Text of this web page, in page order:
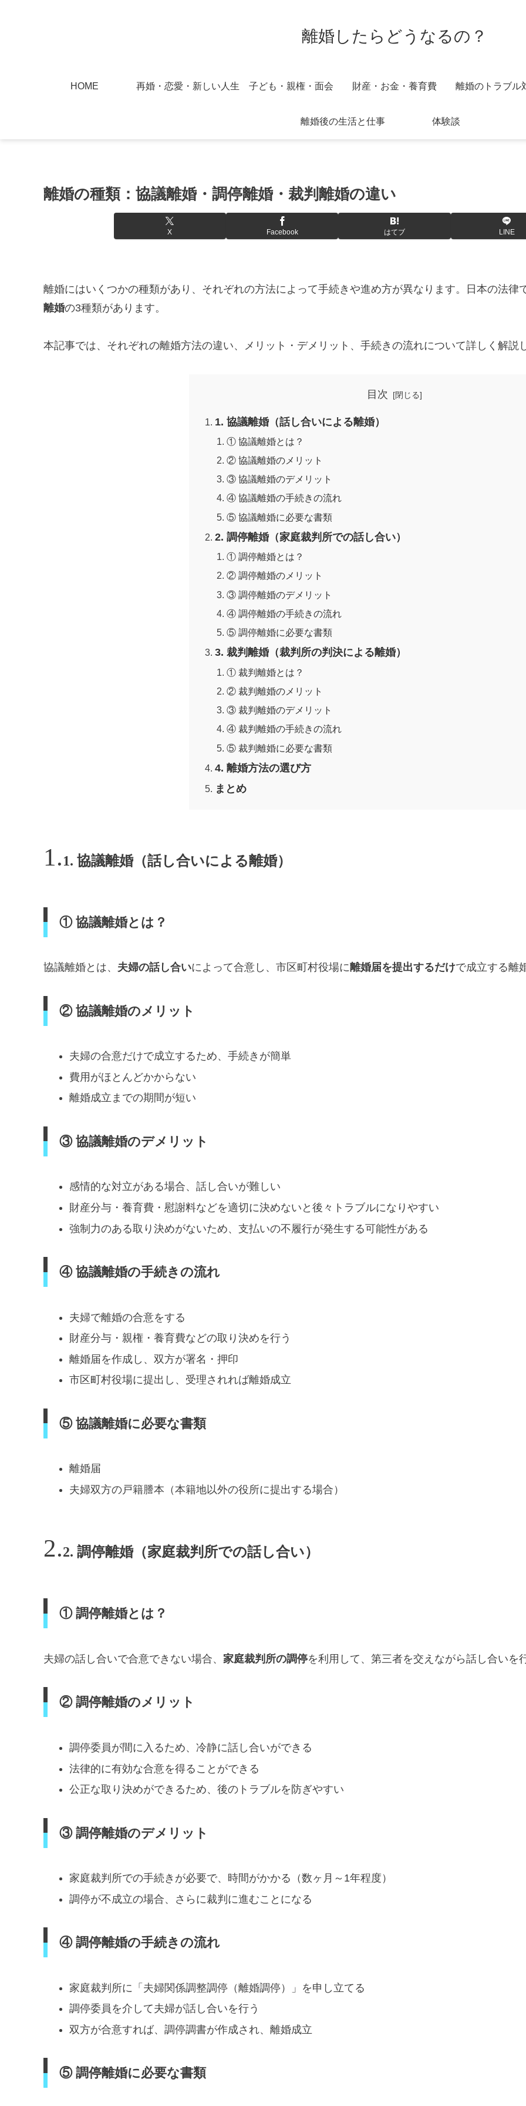
離婚したらどうなるの？
HOME 再婚・恋愛・新しい人生 子ども・親権・面会 財産・お金・養育費 離婚のトラブル
離婚後の生活と仕事 体験談
離婚の種類：協議離婚・調停離婚・裁判離婚の違い
X Facebook はてブ LINE
離婚にはいくつかの種類があり、それぞれの方法によって手続きや進め方が異なります。日本の法律
離婚の3種類があります。
本記事では、それぞれの離婚方法の違い、メリット・デメリット、手続きの流れについて詳しく解説
目次
1. 協議離婚（話し合いによる離婚）
① 協議離婚とは？
② 協議離婚のメリット
③ 協議離婚のデメリット
④ 協議離婚の手続きの流れ
⑤ 協議離婚に必要な書類
2. 調停離婚（家庭裁判所での話し合い）
① 調停離婚とは？
② 調停離婚のメリット
③ 調停離婚のデメリット
④ 調停離婚の手続きの流れ
⑤ 調停離婚に必要な書類
3. 裁判離婚（裁判所の判決による離婚）
① 裁判離婚とは？
② 裁判離婚のメリット
③ 裁判離婚のデメリット
④ 裁判離婚の手続きの流れ
⑤ 裁判離婚に必要な書類
4. 離婚方法の選び方
まとめ
1. 協議離婚（話し合いによる離婚）
① 協議離婚とは？
協議離婚とは、 夫婦の話し合いによって合意し、市区町村役場に離婚届を提出するだけで成立する離
② 協議離婚のメリット
夫婦の合意だけで成立するため、手続きが簡単
費用がほとんどかからない
離婚成立までの期間が短い
③ 協議離婚のデメリット
感情的な対立がある場合、話し合いが難しい
財産分与・養育費・慰謝料などを適切に決めないと後々トラブルになりやすい
強制力のある取り決めがないため、支払いの不履行が発生する可能性がある
④ 協議離婚の手続きの流れ
夫婦で離婚の合意をする
財産分与・親権・養育費などの取り決めを行う
離婚届を作成し、双方が署名・押印
市区町村役場に提出し、受理されれば離婚成立
⑤ 協議離婚に必要な書類
離婚届
夫婦双方の戸籍謄本（本籍地以外の役所に提出する場合）
2. 調停離婚（家庭裁判所での話し合い）
① 調停離婚とは？
夫婦の話し合いで合意できない場合、 家庭裁判所の調停を利用して、第三者を交えながら話し合いを
② 調停離婚のメリット
調停委員が間に入るため、冷静に話し合いができる
法律的に有効な合意を得ることができる
公正な取り決めができるため、後のトラブルを防ぎやすい
③ 調停離婚のデメリット
家庭裁判所での手続きが必要で、時間がかかる（数ヶ月～1年程度）
調停が不成立の場合、さらに裁判に進むことになる
④ 調停離婚の手続きの流れ
家庭裁判所に「夫婦関係調整調停（離婚調停）」を申し立てる
調停委員を介して夫婦が話し合いを行う
双方が合意すれば、調停調書が作成され、離婚成立
⑤ 調停離婚に必要な書類